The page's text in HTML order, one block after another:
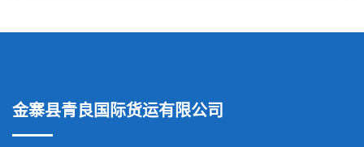
金寨县青良国际货运有限公司